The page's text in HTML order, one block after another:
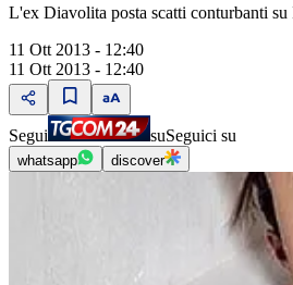
L'ex Diavolita posta scatti conturbanti su
11 Ott 2013 - 12:40
11 Ott 2013 - 12:40
Segui suSeguici su
whatsapp discover